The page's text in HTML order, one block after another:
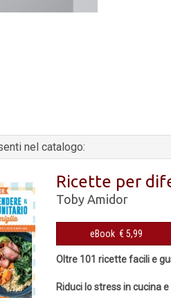
nel catalogo:
Ricette per
Toby Amidor
eBook € 5,99
Oltre 101 ricette facili e
Riduci lo stress in cucina